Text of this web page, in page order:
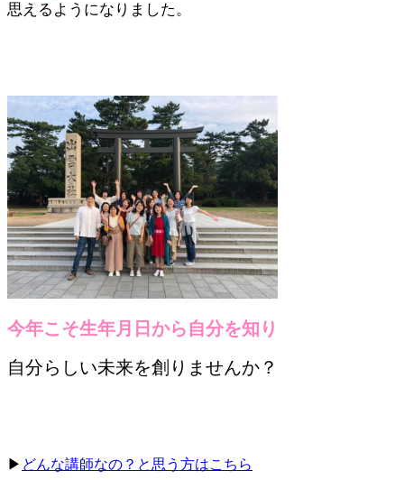
思えるようになりました。
今年こそ生年月日から自分を知り
自分らしい未来を創りませんか？
▶ どんな講師なの？と思う方はこちら